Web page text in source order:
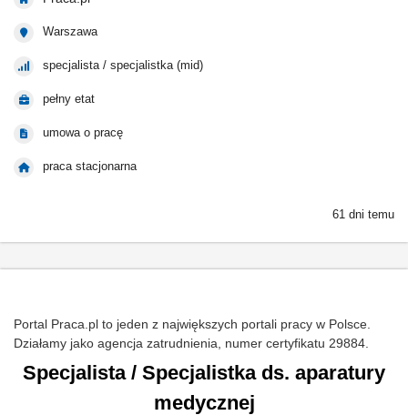
Warszawa
specjalista / specjalistka (mid)
pełny etat
umowa o pracę
praca stacjonarna
61 dni temu
Portal Praca.pl to jeden z największych portali pracy w Polsce.
Działamy jako agencja zatrudnienia, numer certyfikatu 29884.
Specjalista / Specjalistka ds. aparatury
medycznej